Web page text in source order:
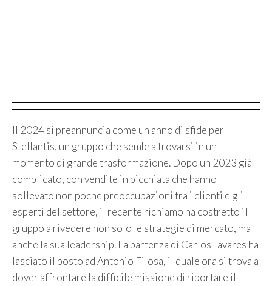
Il 2024 si preannuncia come un anno di sfide per
Stellantis, un gruppo che sembra trovarsi in un
momento di grande trasformazione. Dopo un 2023 già
complicato, con vendite in picchiata che hanno
sollevato non poche preoccupazioni tra i clienti e gli
esperti del settore, il recente richiamo ha costretto il
gruppo a rivedere non solo le strategie di mercato, ma
anche la sua leadership. La partenza di Carlos Tavares ha
lasciato il posto ad Antonio Filosa, il quale ora si trova a
dover affrontare la difficile missione di riportare il